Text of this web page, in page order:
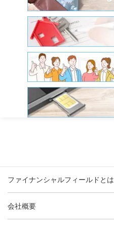
ファイナンシャルフィールドとは
会社概要